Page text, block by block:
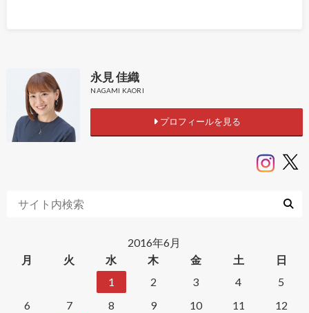
永見 佳織
NAGAMI KAORI
プロフィールを見る
2016年6月
月
火 水 木 金 土
日
1
2 3 4
5
6
7 8 9 10 11
12